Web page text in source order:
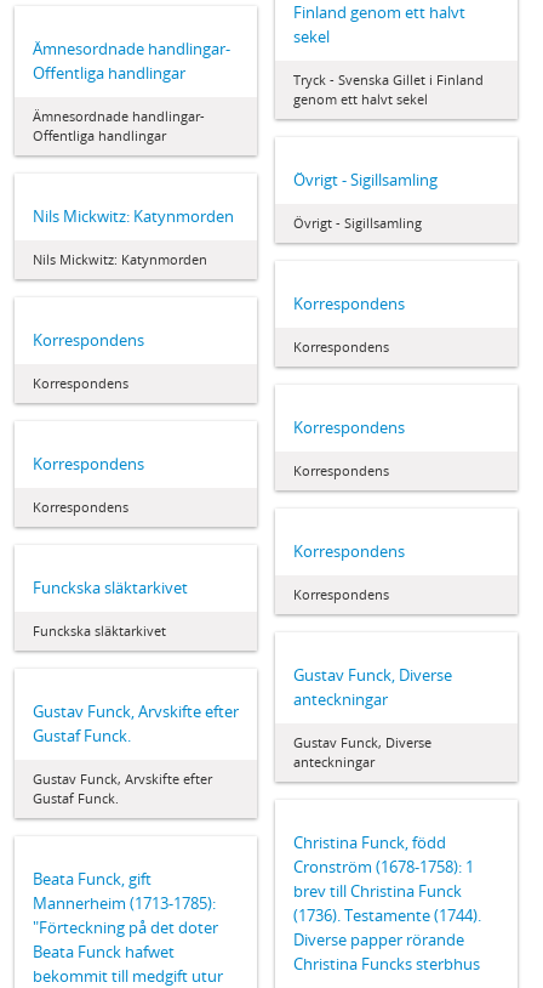
Finland genom ett halvt
sekel
Tryck - Svenska Gillet i Finland
genom ett halvt sekel
Ämnesordnade handlingar-
Offentliga handlingar
Ämnesordnade handlingar-
Offentliga handlingar
Övrigt - Sigillsamling
Övrigt - Sigillsamling
Nils Mickwitz: Katynmorden
Nils Mickwitz: Katynmorden
Korrespondens
Korrespondens
Korrespondens
Korrespondens
Korrespondens
Korrespondens
Korrespondens
Korrespondens
Korrespondens
Korrespondens
Funckska släktarkivet
Funckska släktarkivet
Gustav Funck, Diverse
anteckningar
Gustav Funck, Diverse
anteckningar
Gustav Funck, Arvskifte efter
Gustaf Funck.
Gustav Funck, Arvskifte efter
Gustaf Funck.
Christina Funck, född
Cronström (1678-1758): 1
brev till Christina Funck
(1736). Testamente (1744).
Diverse papper rörande
Christina Funcks sterbhus
Beata Funck, gift
Mannerheim (1713-1785):
"Förteckning på det doter
Beata Funck hafwet
bekommit till medgift utur